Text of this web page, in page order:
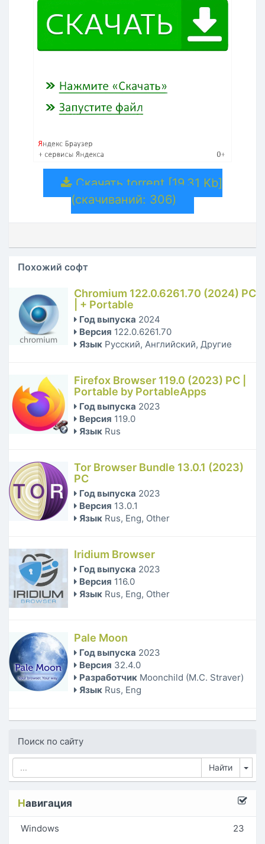
Скачать torrent [19.31 Kb]
(cкачиваний: 306)
Похожий софт
Chromium 122.0.6261.70 (2024) PC
| + Portable
Год выпуска 2024
Версия 122.0.6261.70
Язык Русский, Английский, Другие
Firefox Browser 119.0 (2023) PC |
Portable by PortableApps
Год выпуска 2023
Версия 119.0
Язык Rus
Tor Browser Bundle 13.0.1 (2023)
PC
Год выпуска 2023
Версия 13.0.1
Язык Rus, Eng, Other
Iridium Browser
Год выпуска 2023
Версия 116.0
Язык Rus, Eng, Other
Pale Moon
Год выпуска 2023
Версия 32.4.0
Разработчик Moonchild (M.C. Straver)
Язык Rus, Eng
Поиск по сайту
Навигация
Windows 23